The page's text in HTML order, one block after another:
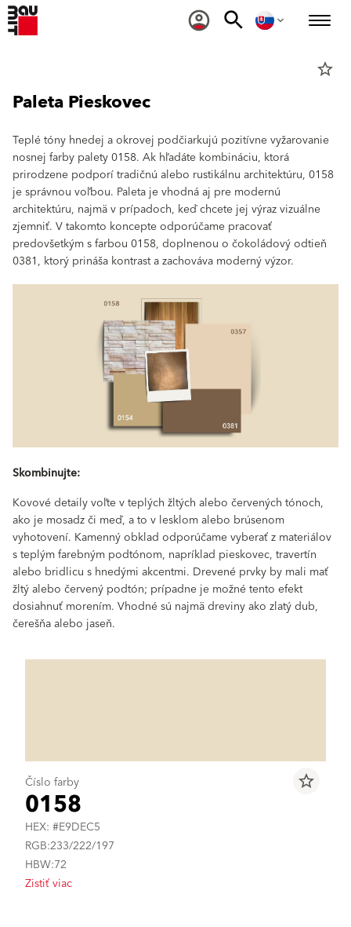
star_border
Paleta Pieskovec
Teplé tóny hnedej a okrovej podčiarkujú pozitívne vyžarovanie
nosnej farby palety 0158. Ak hľadáte kombináciu, ktorá
prirodzene podporí tradičnú alebo rustikálnu architektúru, 0158
je správnou voľbou. Paleta je vhodná aj pre modernú
architektúru, najmä v prípadoch, keď chcete jej výraz vizuálne
zjemniť. V takomto koncepte odporúčame pracovať
predovšetkým s farbou 0158, doplnenou o čokoládový odtieň
0381, ktorý prináša kontrast a zachováva moderný výzor.
Skombinujte:
Kovové detaily voľte v teplých žltých alebo červených tónoch,
ako je mosadz či meď, a to v lesklom alebo brúsenom
vyhotovení. Kamenný obklad odporúčame vyberať z materiálov
s teplým farebným podtónom, napríklad pieskovec, travertín
alebo bridlicu s hnedými akcentmi. Drevené prvky by mali mať
žltý alebo červený podtón; prípadne je možné tento efekt
dosiahnuť morením. Vhodné sú najmä dreviny ako zlatý dub,
čerešňa alebo jaseň.
Číslo farby
0158
HEX: #E9DEC5
RGB:233/222/197
HBW:72
Zistiť viac
star_border